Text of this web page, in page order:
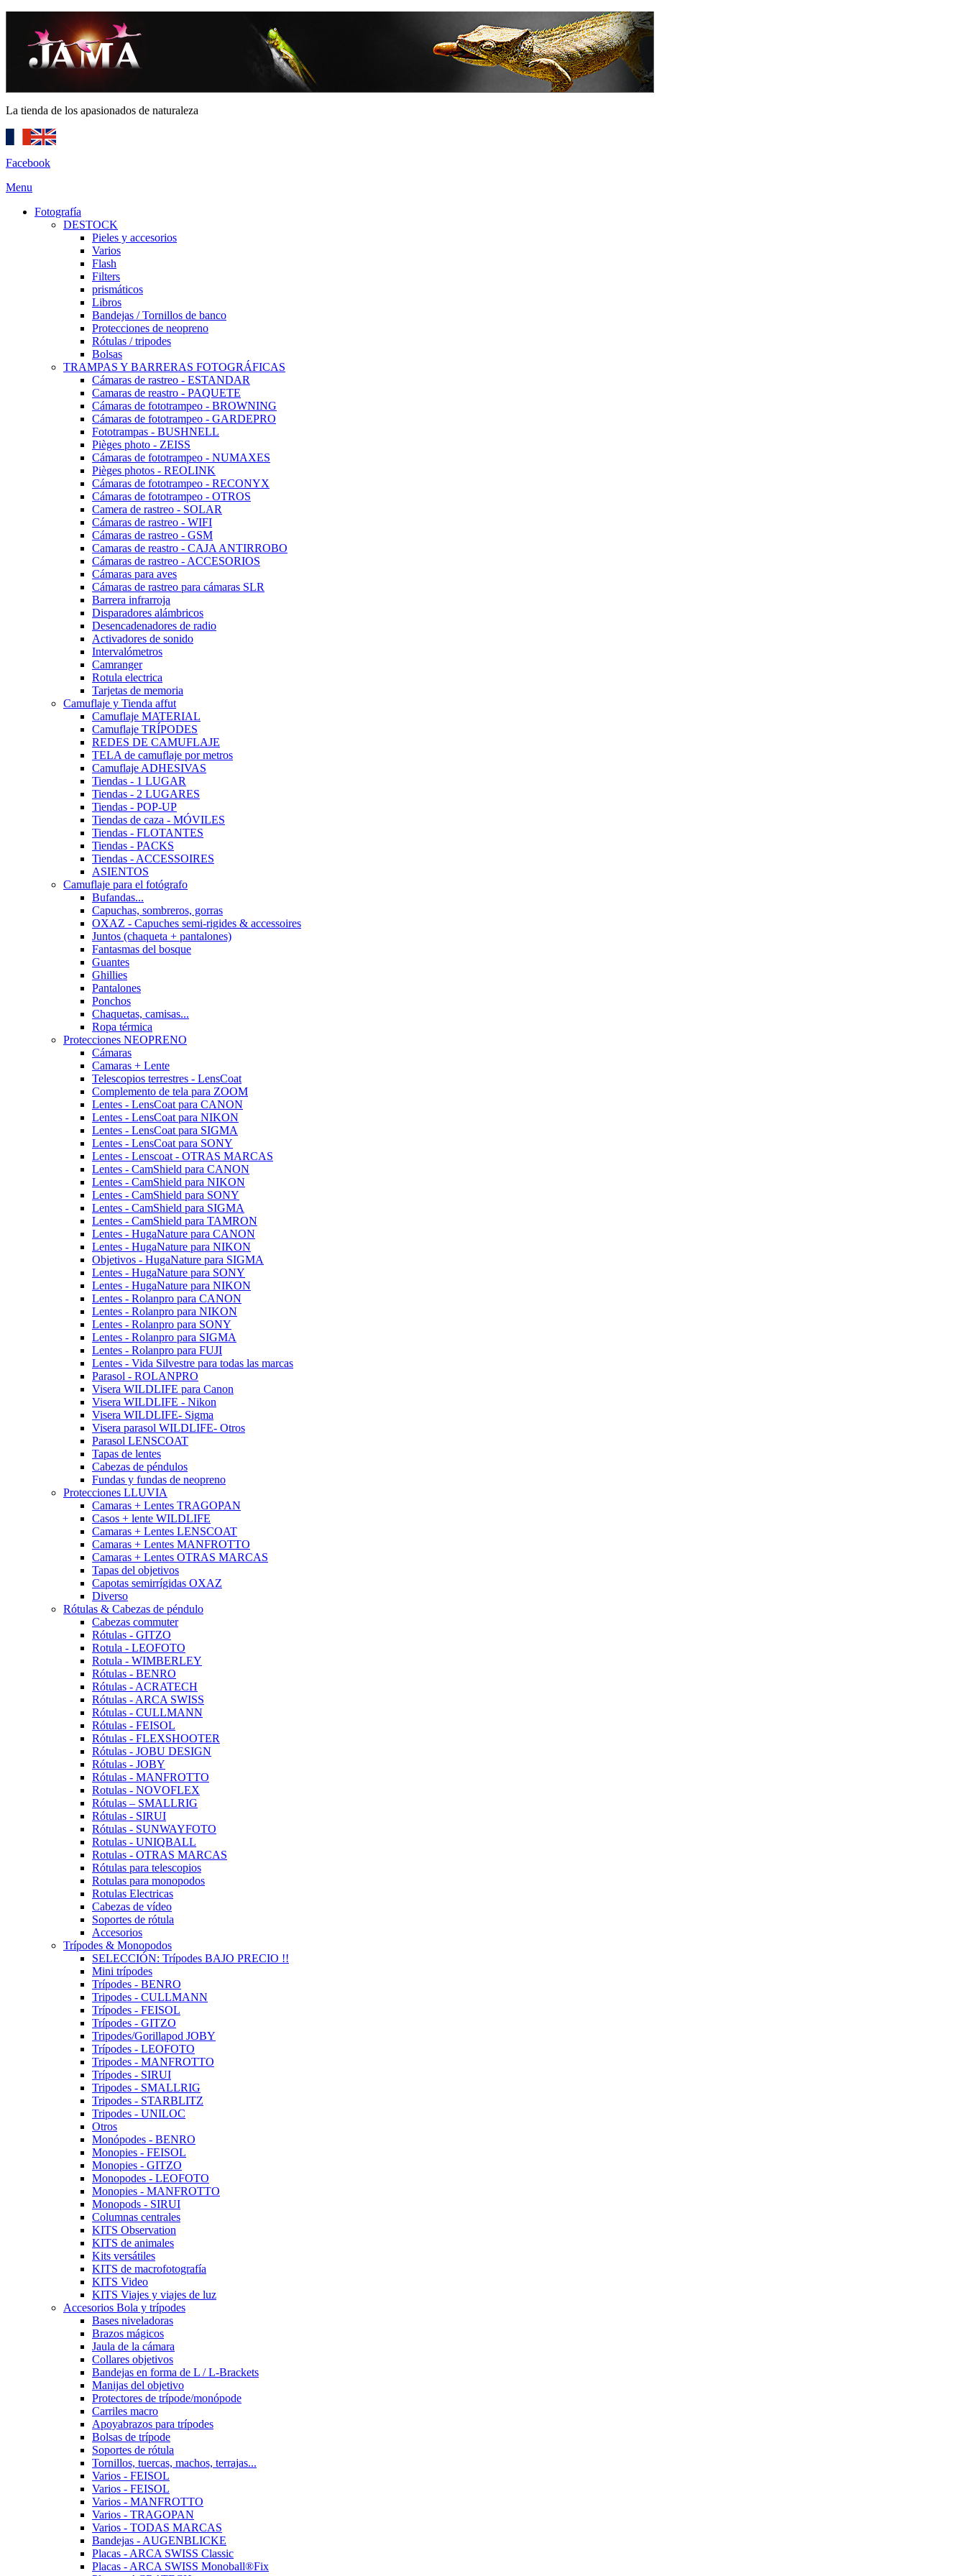
La tienda de los apasionados de naturaleza
Facebook
Menu
Fotografía
DESTOCK
Pieles y accesorios
Varios
Flash
Filters
prismáticos
Libros
Bandejas / Tornillos de banco
Protecciones de neopreno
Rótulas / tripodes
Bolsas
TRAMPAS Y BARRERAS FOTOGRÁFICAS
Cámaras de rastreo - ESTANDAR
Camaras de reastro - PAQUETE
Cámaras de fototrampeo - BROWNING
Cámaras de fototrampeo - GARDEPRO
Fototrampas - BUSHNELL
Pièges photo - ZEISS
Cámaras de fototrampeo - NUMAXES
Pièges photos - REOLINK
Cámaras de fototrampeo - RECONYX
Cámaras de fototrampeo - OTROS
Camera de rastreo - SOLAR
Cámaras de rastreo - WIFI
Cámaras de rastreo - GSM
Camaras de reastro - CAJA ANTIRROBO
Cámaras de rastreo - ACCESORIOS
Cámaras para aves
Cámaras de rastreo para cámaras SLR
Barrera infrarroja
Disparadores alámbricos
Desencadenadores de radio
Activadores de sonido
Intervalómetros
Camranger
Rotula electrica
Tarjetas de memoria
Camuflaje y Tienda affut
Camuflaje MATERIAL
Camuflaje TRÍPODES
REDES DE CAMUFLAJE
TELA de camuflaje por metros
Camuflaje ADHESIVAS
Tiendas - 1 LUGAR
Tiendas - 2 LUGARES
Tiendas - POP-UP
Tiendas de caza - MÓVILES
Tiendas - FLOTANTES
Tiendas - PACKS
Tiendas - ACCESSOIRES
ASIENTOS
Camuflaje para el fotógrafo
Bufandas...
Capuchas, sombreros, gorras
OXAZ - Capuches semi-rigides & accessoires
Juntos (chaqueta + pantalones)
Fantasmas del bosque
Guantes
Ghillies
Pantalones
Ponchos
Chaquetas, camisas...
Ropa térmica
Protecciones NEOPRENO
Cámaras
Camaras + Lente
Telescopios terrestres - LensCoat
Complemento de tela para ZOOM
Lentes - LensCoat para CANON
Lentes - LensCoat para NIKON
Lentes - LensCoat para SIGMA
Lentes - LensCoat para SONY
Lentes - Lenscoat - OTRAS MARCAS
Lentes - CamShield para CANON
Lentes - CamShield para NIKON
Lentes - CamShield para SONY
Lentes - CamShield para SIGMA
Lentes - CamShield para TAMRON
Lentes - HugaNature para CANON
Lentes - HugaNature para NIKON
Objetivos - HugaNature para SIGMA
Lentes - HugaNature para SONY
Lentes - HugaNature para NIKON
Lentes - Rolanpro para CANON
Lentes - Rolanpro para NIKON
Lentes - Rolanpro para SONY
Lentes - Rolanpro para SIGMA
Lentes - Rolanpro para FUJI
Lentes - Vida Silvestre para todas las marcas
Parasol - ROLANPRO
Visera WILDLIFE para Canon
Visera WILDLIFE - Nikon
Visera WILDLIFE- Sigma
Visera parasol WILDLIFE- Otros
Parasol LENSCOAT
Tapas de lentes
Cabezas de péndulos
Fundas y fundas de neopreno
Protecciones LLUVIA
Camaras + Lentes TRAGOPAN
Casos + lente WILDLIFE
Camaras + Lentes LENSCOAT
Camaras + Lentes MANFROTTO
Camaras + Lentes OTRAS MARCAS
Tapas del objetivos
Capotas semirrígidas OXAZ
Diverso
Rótulas & Cabezas de péndulo
Cabezas commuter
Rótulas - GITZO
Rotula - LEOFOTO
Rotula - WIMBERLEY
Rótulas - BENRO
Rótulas - ACRATECH
Rótulas - ARCA SWISS
Rótulas - CULLMANN
Rótulas - FEISOL
Rótulas - FLEXSHOOTER
Rótulas - JOBU DESIGN
Rótulas - JOBY
Rótulas - MANFROTTO
Rotulas - NOVOFLEX
Rótulas – SMALLRIG
Rótulas - SIRUI
Rótulas - SUNWAYFOTO
Rotulas - UNIQBALL
Rotulas - OTRAS MARCAS
Rótulas para telescopios
Rotulas para monopodos
Rotulas Electricas
Cabezas de vídeo
Soportes de rótula
Accesorios
Trípodes & Monopodos
SELECCIÓN: Trípodes BAJO PRECIO !!
Mini trípodes
Trípodes - BENRO
Tripodes - CULLMANN
Trípodes - FEISOL
Trípodes - GITZO
Tripodes/Gorillapod JOBY
Trípodes - LEOFOTO
Tripodes - MANFROTTO
Trípodes - SIRUI
Tripodes - SMALLRIG
Tripodes - STARBLITZ
Tripodes - UNILOC
Otros
Monópodes - BENRO
Monopies - FEISOL
Monopies - GITZO
Monopodes - LEOFOTO
Monopies - MANFROTTO
Monopods - SIRUI
Columnas centrales
KITS Observation
KITS de animales
Kits versátiles
KITS de macrofotografía
KITS Video
KITS Viajes y viajes de luz
Accesorios Bola y trípodes
Bases niveladoras
Brazos mágicos
Jaula de la cámara
Collares objetivos
Bandejas en forma de L / L-Brackets
Manijas del objetivo
Protectores de trípode/monópode
Carriles macro
Apoyabrazos para trípodes
Bolsas de trípode
Soportes de rótula
Tornillos, tuercas, machos, terrajas...
Varios - FEISOL
Varios - FEISOL
Varios - MANFROTTO
Varios - TRAGOPAN
Varios - TODAS MARCAS
Bandejas - AUGENBLICKE
Placas - ARCA SWISS Classic
Placas - ARCA SWISS Monoball®Fix